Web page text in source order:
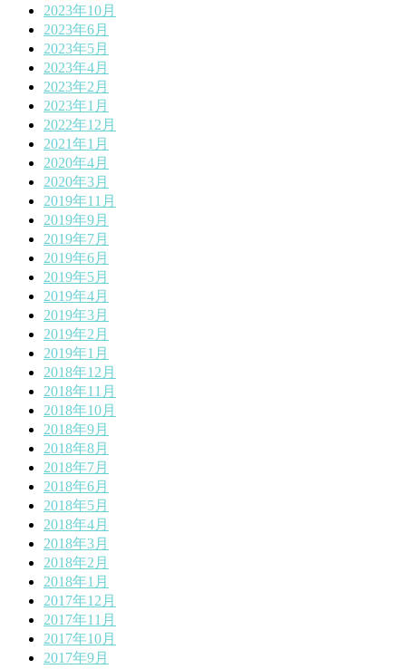
2023年10月
2023年6月
2023年5月
2023年4月
2023年2月
2023年1月
2022年12月
2021年1月
2020年4月
2020年3月
2019年11月
2019年9月
2019年7月
2019年6月
2019年5月
2019年4月
2019年3月
2019年2月
2019年1月
2018年12月
2018年11月
2018年10月
2018年9月
2018年8月
2018年7月
2018年6月
2018年5月
2018年4月
2018年3月
2018年2月
2018年1月
2017年12月
2017年11月
2017年10月
2017年9月